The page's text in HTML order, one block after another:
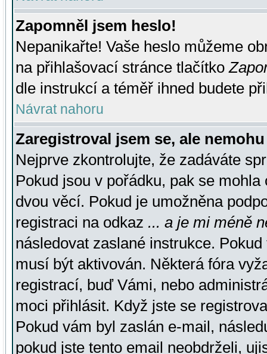
Zapomněl jsem heslo!
Nepanikařte! Vaše heslo můžeme
na přihlašovací stránce tlačítko
dle instrukcí a téměř ihned budete
Návrat nahoru
Zaregistroval jsem se, ale
Nejprve zkontrolujte, že zadáváte
Pokud jsou v pořádku, pak se
dvou věcí. Pokud je umožněna
registraci na odkaz ... a je mi méně
následovat zaslané instrukce.
musí být aktivován. Některá fóra
registrací, buď Vámi, nebo
moci přihlásit. Když jste se
Pokud vám byl zaslán e-mail,
pokud jste tento email neobdrželi,